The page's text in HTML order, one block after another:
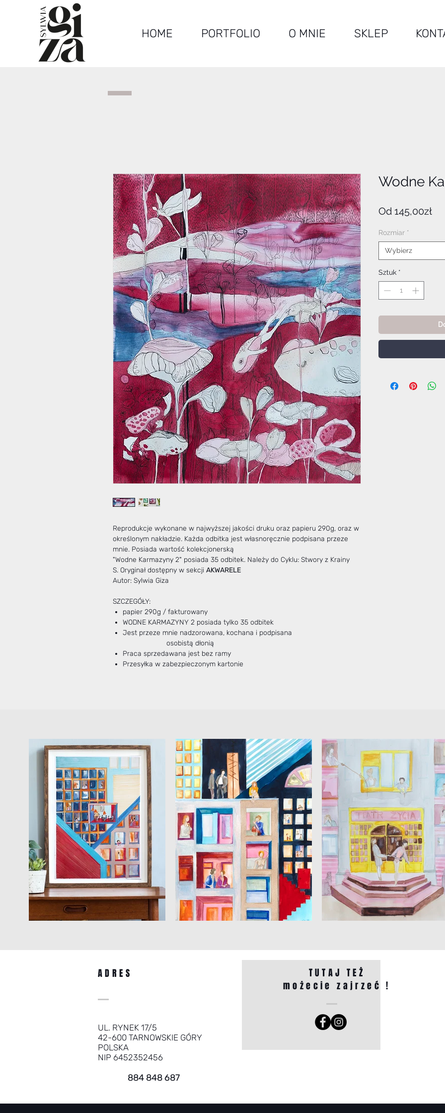
HOME PORTFOLIO O MNIE SKLEP
Reprodukcje wykonane w najwyższej jakości druku oraz papieru 290g, oraz w
określonym nakładzie. Każda odbitka jest własnoręcznie podpisana przeze
mnie. Posiada wartość kolekcjonerską
"Wodne Karmazyny 2" posiada 35 odbitek. Należy do Cyklu: Stwory z Krainy
S. Oryginał dostępny w sekcji AKWARELE
Autor: Sylwia Giza
SZCZEGÓŁY:
papier 290g / fakturowany
WODNE KARMAZYNY 2 posiada tylko 35 odbitek
Jest przeze mnie nadzorowana, kochana i podpisana
osobistą dłonią
Praca sprzedawana jest bez ramy
Przesyłka w zabezpieczonym kartonie
Wodne
Od 145,00zł
Rozmiar *
Wybierz
Sztuk *
ADRES
UL. RYNEK 17/5
42-600 TARNOWSKIE GÓRY
POLSKA
NIP 6452352456
884 848 687
TUTAJ TEŻ
możecie zajrzeć !